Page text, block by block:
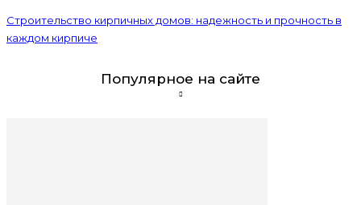
Строительство кирпичных домов: надежность и прочность в
каждом кирпиче
Популярное на сайте